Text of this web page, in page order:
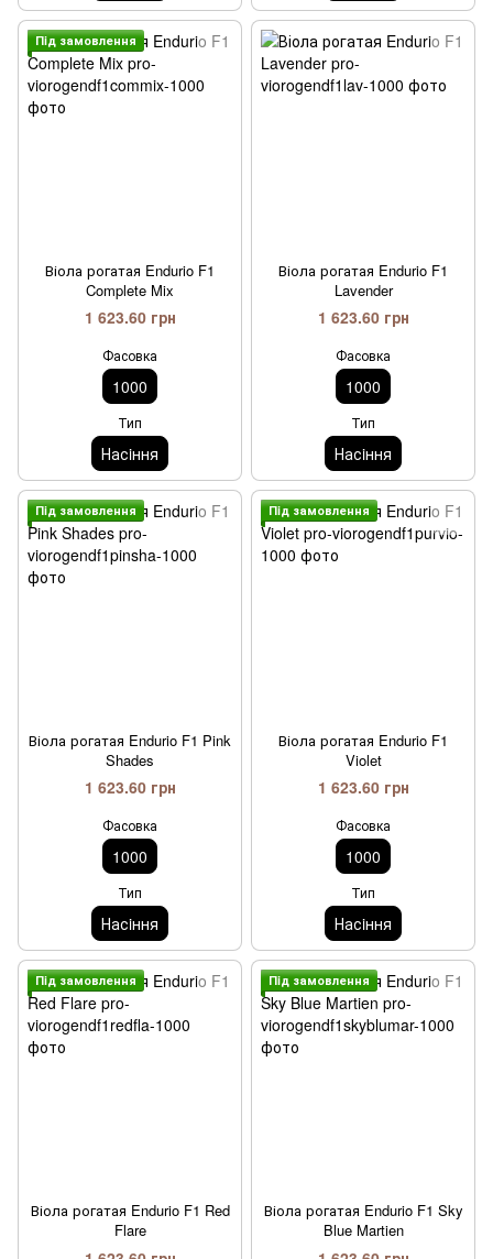
Пiд замовлення
Віола рогатая Endurio F1
Complete Mix
1 623.60 грн
Фасовка
1000
Тип
Насiння
Віола рогатая Endurio F1
Lavender
1 623.60 грн
Фасовка
1000
Тип
Насiння
Пiд замовлення
Віола рогатая Endurio F1 Pink
Shades
1 623.60 грн
Фасовка
1000
Тип
Насiння
Пiд замовлення
Віола рогатая Endurio F1
Violet
1 623.60 грн
Фасовка
1000
Тип
Насiння
Пiд замовлення
Віола рогатая Endurio F1 Red
Flare
Пiд замовлення
Віола рогатая Endurio F1 Sky
Blue Martien